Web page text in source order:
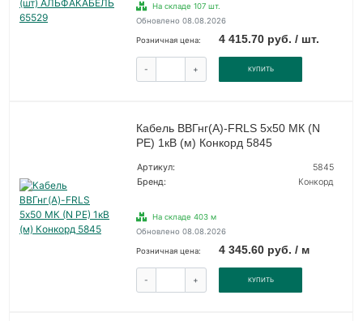
На складе 107 шт.
Обновлено 08.08.2026
Розничная цена: 4 415.70 руб. / шт.
- + КУПИТЬ
Кабель ВВГнг(А)-FRLS 5х50 МК (N
PE) 1кВ (м) Конкорд 5845
Артикул:
5845
Бренд:
Конкорд
На складе 403 м
Обновлено 08.08.2026
Розничная цена: 4 345.60 руб. / м
- + КУПИТЬ